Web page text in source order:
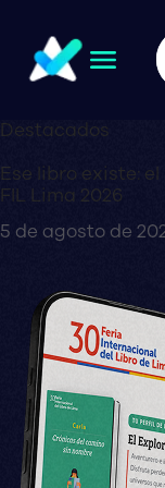
Destacados
Ese libro existe:
FIL Lima 2026
5 de agosto de